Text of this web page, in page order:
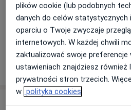
Stale poszerzam wiedzę, a
poddaję regularnej
superwizji. Jestem osobą
skoncentrowaną na
oraz potrzebach drugiego
na budowanie relacji z
pacjentem opartej na zaufaniu,
internet
Co mam zrobić w tej sytuacji?
Pokażo
plików cookie (lub podobnych
danych do celów
oparciu o Twoje zwyczaje
internetowych. W każdej chwili
zaktualizować swoje preferencje
ustawieniach znajdziesz również
prywatności stron trzecich.
w polityka cookies